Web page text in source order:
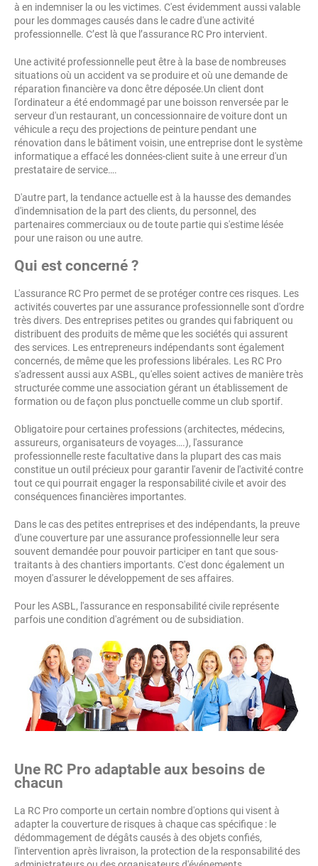
à en indemniser la ou les victimes. C'est évidemment aussi valable
pour les dommages causés dans le cadre d'une activité
professionnelle. C’est là que l’assurance RC Pro intervient.
Une activité professionnelle peut être à la base de nombreuses
situations où un accident va se produire et où une demande de
réparation financière va donc être déposée.Un client dont
l'ordinateur a été endommagé par une boisson renversée par le
serveur d'un restaurant, un concessionnaire de voiture dont un
véhicule a reçu des projections de peinture pendant une
rénovation dans le bâtiment voisin, une entreprise dont le système
informatique a effacé les données-client suite à une erreur d'un
prestataire de service….
D'autre part, la tendance actuelle est à la hausse des demandes
d'indemnisation de la part des clients, du personnel, des
partenaires commerciaux ou de toute partie qui s'estime lésée
pour une raison ou une autre.
Qui est concerné ?
L'assurance RC Pro permet de se protéger contre ces risques. Les
activités couvertes par une assurance professionnelle sont d'ordre
très divers. Des entreprises petites ou grandes qui fabriquent ou
distribuent des produits de même que les sociétés qui assurent
des services. Les entrepreneurs indépendants sont également
concernés, de même que les professions libérales. Les RC Pro
s'adressent aussi aux ASBL, qu'elles soient actives de manière très
structurée comme une association gérant un établissement de
formation ou de façon plus ponctuelle comme un club sportif.
Obligatoire pour certaines professions (architectes, médecins,
assureurs, organisateurs de voyages….), l'assurance
professionnelle reste facultative dans la plupart des cas mais
constitue un outil précieux pour garantir l'avenir de l'activité contre
tout ce qui pourrait engager la responsabilité civile et avoir des
conséquences financières importantes.
Dans le cas des petites entreprises et des indépendants, la preuve
d'une couverture par une assurance professionnelle leur sera
souvent demandée pour pouvoir participer en tant que sous-
traitants à des chantiers importants. C'est donc également un
moyen d'assurer le développement de ses affaires.
Pour les ASBL, l'assurance en responsabilité civile représente
parfois une condition d'agrément ou de subsidiation.
Une RC Pro adaptable aux besoins de
chacun
La RC Pro comporte un certain nombre d'options qui visent à
adapter la couverture de risques à chaque cas spécifique : le
dédommagement de dégâts causés à des objets confiés,
l'intervention après livraison, la protection de la responsabilité des